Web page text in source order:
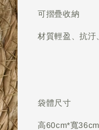
可摺疊收納
材質輕盈、抗
袋體尺寸
高60cm*寬36cm